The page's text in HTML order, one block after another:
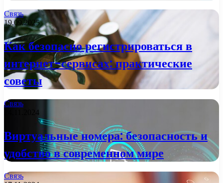
Связь
19.09.2025
Как безопасно регистрироваться в
интернет-сервисах: практические
советы
Связь
24.11.2024
Виртуальные номера: безопасность и
удобство в современном мире
Связь